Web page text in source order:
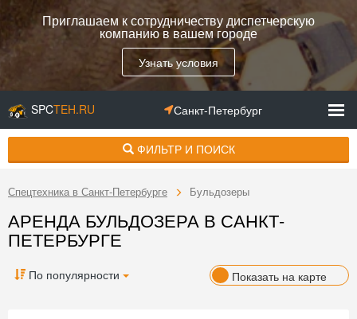
Приглашаем к сотрудничеству диспетчерскую
компанию в вашем городе
Узнать условия
SPCTEH.RU Санкт-Петербург
ФИЛЬТР И ПОИСК
Спецтехника в Санкт-Петербурге Бульдозеры
АРЕНДА БУЛЬДОЗЕРА В САНКТ-
ПЕТЕРБУРГЕ
По популярности Показать на карте